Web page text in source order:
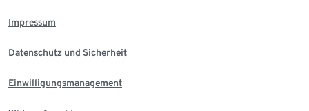
Impressum
Datenschutz und Sicherheit
Einwilligungsmanagement